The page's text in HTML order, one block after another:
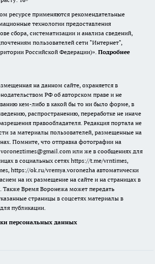
ресурсе применяются рекомендательные
технологии предоставления
сбора, систематизации и анализа сведений,
пользователей сети "Интернет",
Российской Федерации)». Подробнее
на данном сайте, охраняется в
РФ об авторском праве и не
кем-либо в какой бы то ни было форме, в
распространению, переработке не иначе
правообладателя. Редакция портала не
за материалы пользователей, размещенные на
Помните, что отправка фотографии на
или же в сообщениях для
в социальных сетях https://t.me/vrntimes,
, https://ok.ru/vremya.voronezha автоматически
на их размещение на сайте и на страницах в
Также Время Воронежа может передать
страницы в соцсетях материалы в
публикации.
персональных данных